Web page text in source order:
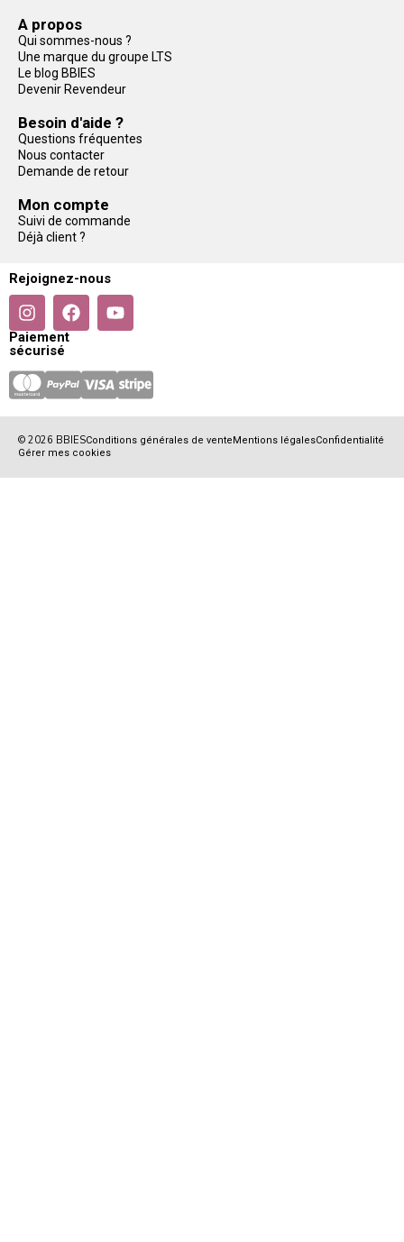
A propos
Qui sommes-nous ?
Une marque du groupe LTS
Le blog BBIES
Devenir Revendeur
Besoin d'aide ?
Questions fréquentes
Nous contacter
Demande de retour
Mon compte
Suivi de commande
Déjà client ?
Rejoignez-nous
Paiement
sécurisé
© 2026 BBIESConditions générales de venteMentions légalesConfidentialité
Gérer mes cookies